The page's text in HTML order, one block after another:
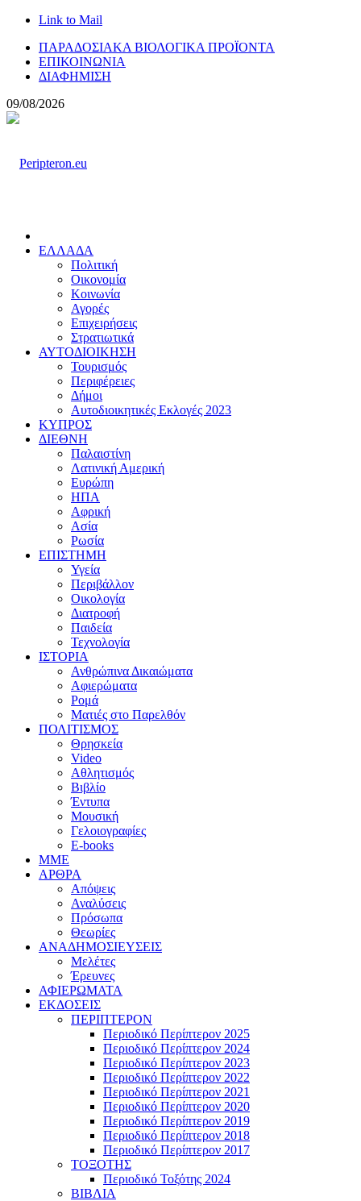
Link to Mail
ΠΑΡΑΔΟΣΙΑΚΑ ΒΙΟΛΟΓΙΚΑ ΠΡΟΪΟΝΤΑ
ΕΠΙΚΟΙΝΩΝΙΑ
ΔΙΑΦΗΜΙΣΗ
09/08/2026
ΕΛΛΑΔΑ
Πολιτική
Οικονομία
Κοινωνία
Αγορές
Επιχειρήσεις
Στρατιωτικά
ΑΥΤΟΔΙΟΙΚΗΣΗ
Τουρισμός
Περιφέρειες
Δήμοι
Αυτοδιοικητικές Εκλογές 2023
ΚΥΠΡΟΣ
ΔΙΕΘΝΗ
Παλαιστίνη
Λατινική Αμερική
Ευρώπη
ΗΠΑ
Αφρική
Ασία
Ρωσία
ΕΠΙΣΤΗΜΗ
Υγεία
Περιβάλλον
Οικολογία
Διατροφή
Παιδεία
Τεχνολογία
ΙΣΤΟΡΙΑ
Ανθρώπινα Δικαιώματα
Αφιερώματα
Ρομά
Ματιές στο Παρελθόν
ΠΟΛΙΤΙΣΜΟΣ
Θρησκεία
Video
Αθλητισμός
Βιβλίο
Έντυπα
Μουσική
Γελοιογραφίες
E-books
MME
ΑΡΘΡΑ
Απόψεις
Αναλύσεις
Πρόσωπα
Θεωρίες
ΑΝΑΔΗΜΟΣΙΕΥΣΕΙΣ
Μελέτες
Έρευνες
ΑΦΙΕΡΩΜΑΤΑ
ΕΚΔΟΣΕΙΣ
ΠΕΡΙΠΤΕΡΟΝ
Περιοδικό Περίπτερον 2025
Περιοδικό Περίπτερον 2024
Περιοδικό Περίπτερον 2023
Περιοδικό Περίπτερον 2022
Περιοδικό Περίπτερον 2021
Περιοδικό Περίπτερον 2020
Περιοδικό Περίπτερον 2019
Περιοδικό Περίπτερον 2018
Περιοδικό Περίπτερον 2017
ΤΟΞΟΤΗΣ
Περιοδικό Τοξότης 2024
ΒΙΒΛΙΑ